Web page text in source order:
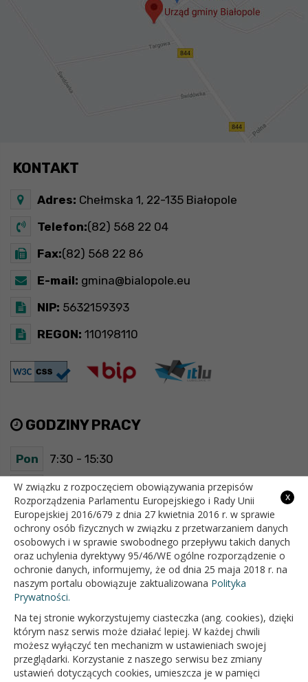
KONTAKT
Adres: Chełmska 1, 22-135 Białopole
Telefon:(82) 568 22 04
Fax:(82) 568 22 86
E-mail: gmina@bialopole.eu
NIP: 5632159393
REGON: 110198110
GODZINY PRACY
Pon 7:30 - 15:30
Wt 7:30 - 15:30
Śr 7:30 - 15:30
Czw 7:30 - 15:30
Pt 7:30 - 15:30
OFICJALNY SERWIS INTERNETOWY GMINY BIAŁOPOLE
x
W związku z rozpoczęciem obowiązywania przepisów
Rozporządzenia Parlamentu Europejskiego i Rady Unii
Europejskiej 2016/679 z dnia 27 kwietnia 2016 r. w sprawie
ochrony osób fizycznych w związku z przetwarzaniem danych
osobowych i w sprawie swobodnego przepływu takich danych
oraz uchylenia dyrektywy 95/46/WE ogólne rozporządzenie o
ochronie danych, informujemy, że od dnia 25 maja 2018 r. na
naszym portalu obowiązuje zaktualizowana Polityka
Prywatności.
Na tej stronie wykorzystujemy ciasteczka (ang. cookies), dzięki
którym nasz serwis może działać lepiej. W każdej chwili
możesz wyłączyć ten mechanizm w ustawieniach swojej
przeglądarki. Korzystanie z naszego serwisu bez zmiany
ustawień dotyczących cookies, umieszcza je w pamięci